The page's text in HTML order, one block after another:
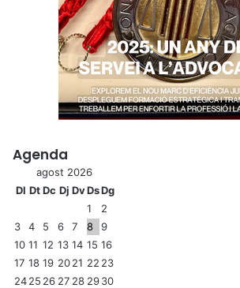
Agenda
agost 2026
Dl DtDc Dj DvDsDg
1
2
3
4 5 6 7 8
9
10 11 12 13 14 15 16
17 18 19 2021 22 23
2425 26 27 28 2930